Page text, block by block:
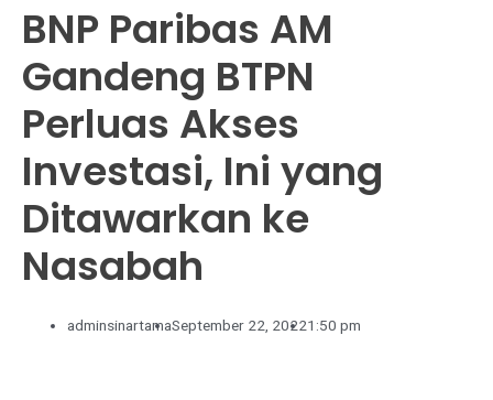
BNP Paribas AM
Gandeng BTPN
Perluas Akses
Investasi, Ini yang
Ditawarkan ke
Nasabah
adminsinartamaSeptember 22, 20221:50 pm